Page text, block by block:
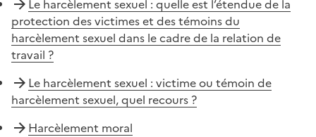
Le harcèlement sexuel : quelle est l’étendue de la
protection des victimes et des témoins du
harcèlement sexuel dans le cadre de la relation de
travail ?
Le harcèlement sexuel : victime ou témoin de
harcèlement sexuel, quel recours ?
Harcèlement moral